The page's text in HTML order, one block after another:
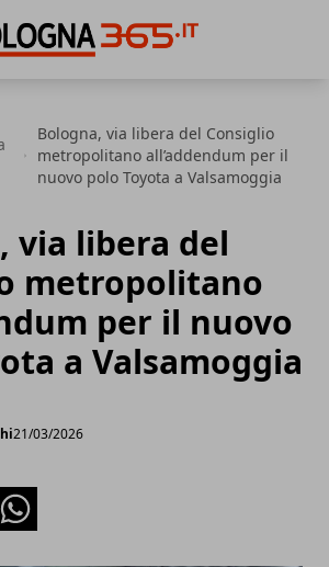
Bologna, via libera del Consiglio
metropolitano all’addendum per il
nuovo polo Toyota a Valsamoggia
via libera del
metropolitano
per il nuovo
a Valsamoggia
21/03/2026
Whatsapp